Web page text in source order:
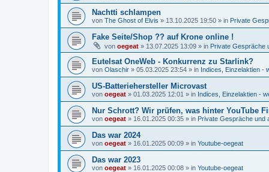
Nachtti schlampen
von The Ghost of Elvis » 13.10.2025 19:50 » in Private
Fake Seite/Shop ?? auf Krone online !
von oegeat » 13.07.2025 13:09 » in Private Gespräche
Eutelsat OneWeb - Konkurrenz zu Starlink?
von Olaschir » 05.03.2025 23:54 » in Indices, Einzelaktien -
US-Batteriehersteller Microvast
von oegeat » 01.03.2025 12:01 » in Indices, Einzelaktien -
Nur Schrott? Wir prüfen, was hinter YouTube
von oegeat » 16.01.2025 00:35 » in Private Gespräche und
Das war 2024
von oegeat » 16.01.2025 00:09 » in Youtube-oegeat
Das war 2023
von oegeat » 16.01.2025 00:08 » in Youtube-oegeat